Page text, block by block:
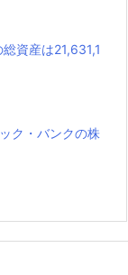
資産は21,631,1
ク・バンクの株